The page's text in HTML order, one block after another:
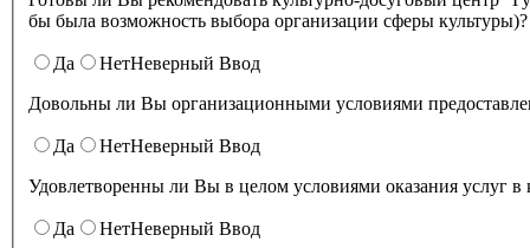
бы была возможность выбора организации сферы культуры)?
Да НетНеверный Ввод
Довольны ли Вы организационными условиями
Да НетНеверный Ввод
Удовлетворенны ли Вы в целом условиями
Да НетНеверный Ввод